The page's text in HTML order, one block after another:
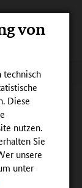
von
technisch
Diese
nutzen.
Sie
unsere
unter